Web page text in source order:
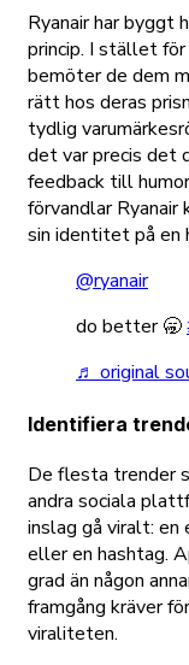
Ryanair har byggt
princip. I stället
bemöter de dem
rätt hos deras
tydlig
det var precis det
feedback till
förvandlar
sin identitet på en
@ryanair
do better 🥱
♬ original
Identifiera
De flesta trender
andra sociala
inslag gå viralt:
eller en hashtag.
grad än någon
framgång kräver
viraliteten.